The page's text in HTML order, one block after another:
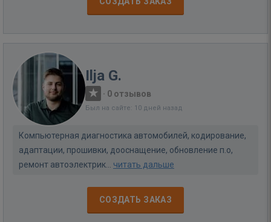
Ilja G.
· 0 отзывов
Был на сайте: 10 дней назад
Компьютерная диагностика автомобилей, кодирование,
адаптации, прошивки, дооснащение, обновление п.о,
ремонт автоэлектрик... читать дальше
СОЗДАТЬ ЗАКАЗ